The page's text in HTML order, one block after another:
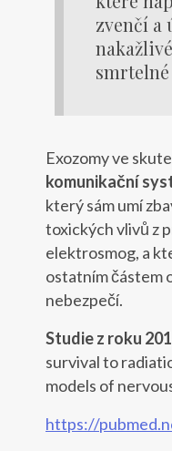
zvenčí a
Exozomy ve
komunikační
který sám umí
toxických vlivů z
elektrosmog, a
ostatním částem
nebezpečí.
Studie z roku
survival to
models of
https://